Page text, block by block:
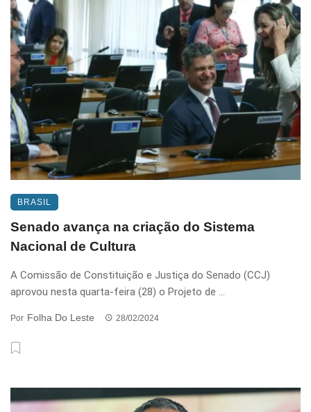
BRASIL
Senado avança na criação do Sistema
Nacional de Cultura
A Comissão de Constituição e Justiça do Senado (CCJ)
aprovou nesta quarta-feira (28) o Projeto de ...
Por Folha Do Leste 28/02/2024